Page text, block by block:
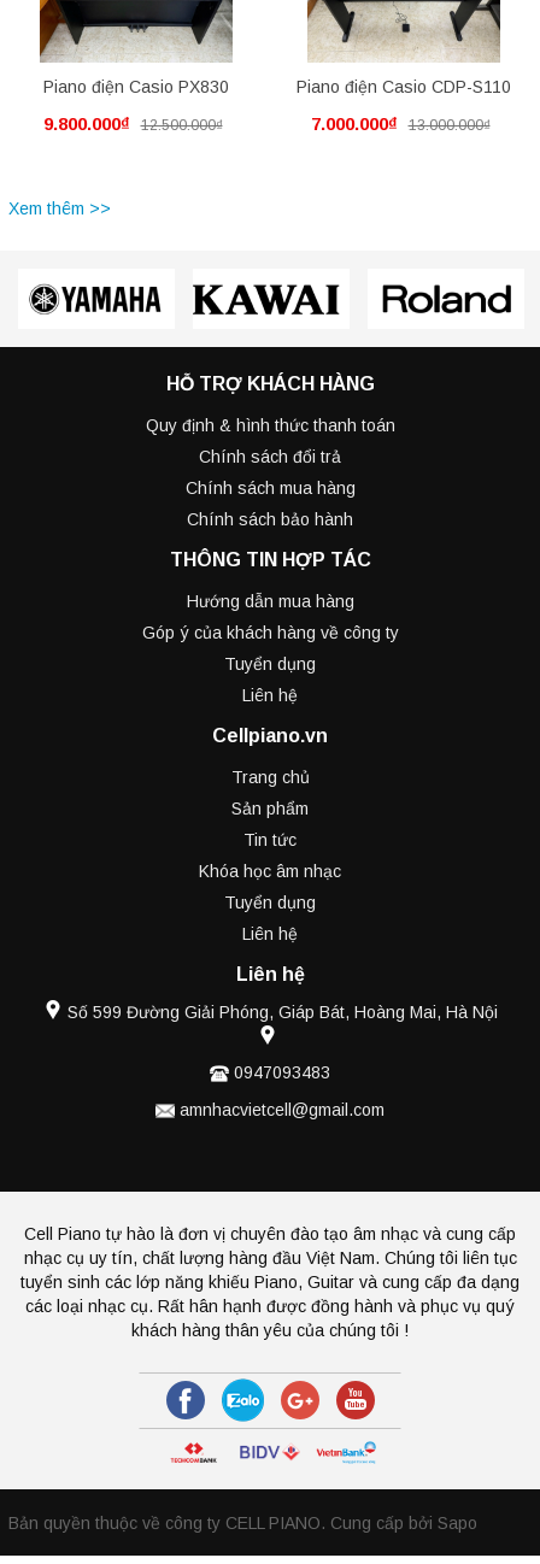
Piano điện Casio PX830
9.800.000₫ 12.500.000₫
Piano điện Casio CDP-S110
7.000.000₫ 13.000.000₫
Xem thêm >>
HỖ TRỢ KHÁCH HÀNG
Quy định & hình thức thanh toán
Chính sách đổi trả
Chính sách mua hàng
Chính sách bảo hành
THÔNG TIN HỢP TÁC
Hướng dẫn mua hàng
Góp ý của khách hàng về công ty
Tuyển dụng
Liên hệ
Cellpiano.vn
Trang chủ
Sản phẩm
Tin tức
Khóa học âm nhạc
Tuyển dụng
Liên hệ
Liên hệ
Số 599 Đường Giải Phóng, Giáp Bát, Hoàng Mai, Hà Nội
0947093483
amnhacvietcell@gmail.com
Cell Piano tự hào là đơn vị chuyên đào tạo âm nhạc và cung cấp
nhạc cụ uy tín, chất lượng hàng đầu Việt Nam. Chúng tôi liên tục
tuyển sinh các lớp năng khiếu Piano, Guitar và cung cấp đa dạng
các loại nhạc cụ. Rất hân hạnh được đồng hành và phục vụ quý
khách hàng thân yêu của chúng tôi !
Bản quyền thuộc về công ty CELL PIANO. Cung cấp bởi Sapo